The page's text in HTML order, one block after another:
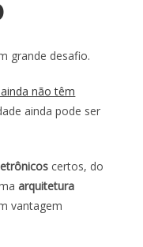
grande desafio.
não têm
ainda pode ser
certos, do
arquitetura
vantagem